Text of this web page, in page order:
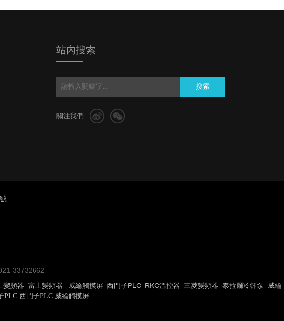
站內搜索
搜索
關注我們
33732662
變頻器 富士變頻器 威綸觸摸屏 西門子PLC RKC溫控器 三菱變頻器 泰拉爾冷卻泵
威綸
PLC 西門子PLC 威綸觸摸屏